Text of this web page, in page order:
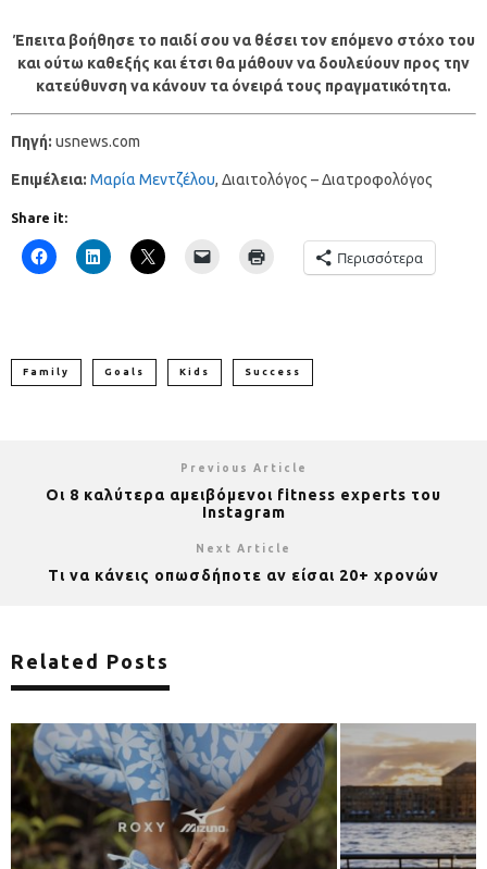
Έπειτα βοήθησε το παιδί σου να θέσει τον επόμενο στόχο του
και ούτω καθεξής και έτσι θα μάθουν να δουλεύουν προς την
κατεύθυνση να κάνουν τα όνειρά τους πραγματικότητα.
Πηγή: usnews.com
Επιμέλεια: Μαρία Μεντζέλου, Διαιτολόγος – Διατροφολόγος
Share it:
Περισσότερα
Family Goals Kids Success
Previous Article
Οι 8 καλύτερα αμειβόμενοι fitness experts του
Instagram
Next Article
Τι να κάνεις οπωσδήποτε αν είσαι 20+ χρονών
Related Posts